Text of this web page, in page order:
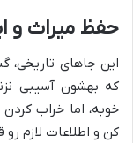
حفظ میراث و
این جاهای
که بهشون آسیبی
خوبه، اما خراب
کن و اطلاعات لازم